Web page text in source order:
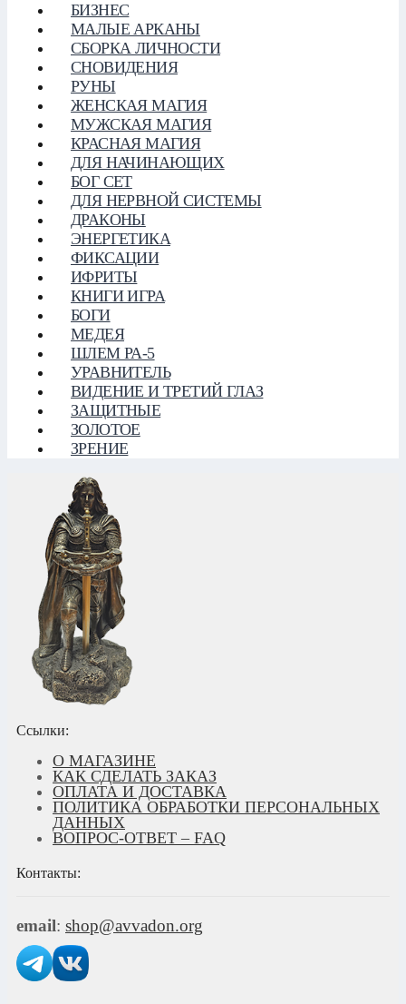
БИЗНЕС
МАЛЫЕ АРКАНЫ
СБОРКА ЛИЧНОСТИ
СНОВИДЕНИЯ
РУНЫ
ЖЕНСКАЯ МАГИЯ
МУЖСКАЯ МАГИЯ
КРАСНАЯ МАГИЯ
ДЛЯ НАЧИНАЮЩИХ
БОГ СЕТ
ДЛЯ НЕРВНОЙ СИСТЕМЫ
ДРАКОНЫ
ЭНЕРГЕТИКА
ФИКСАЦИИ
ИФРИТЫ
КНИГИ ИГРА
БОГИ
МЕДЕЯ
ШЛЕМ РА-5
УРАВНИТЕЛЬ
ВИДЕНИЕ И ТРЕТИЙ ГЛАЗ
ЗАЩИТНЫЕ
ЗОЛОТОЕ
ЗРЕНИЕ
Ссылки:
О МАГАЗИНЕ
КАК СДЕЛАТЬ ЗАКАЗ
ОПЛАТА И ДОСТАВКА
ПОЛИТИКА ОБРАБОТКИ ПЕРСОНАЛЬНЫХ
ДАННЫХ
ВОПРОС-ОТВЕТ – FAQ
Контакты:
email: shop@avvadon.org